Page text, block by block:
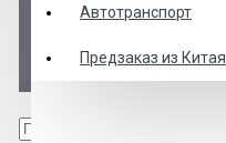
Автотранспорт
Предзаказ из Китая